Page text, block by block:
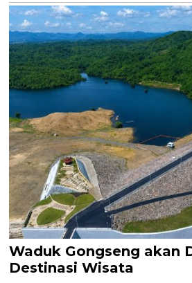
Waduk Gongseng akan
Destinasi Wisata